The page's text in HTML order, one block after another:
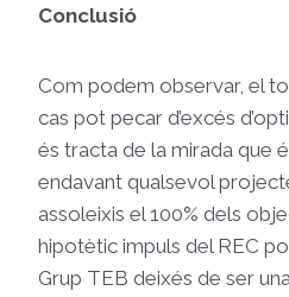
Conclusió
Com podem observar, el
cas pot pecar d’excés
és tracta de la mirada que
endavant qualsevol
assoleixis el 100% dels
hipotètic impuls del REC
Grup TEB deixés de ser